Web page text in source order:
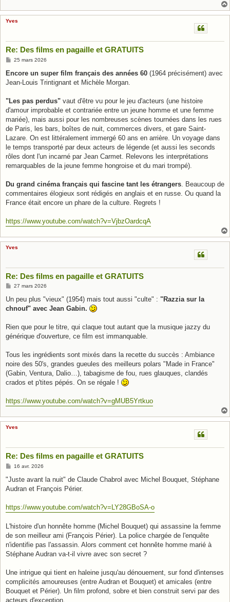
Yves
Re: Des films en pagaille et GRATUITS
M
s
a
25 mars 2026
Encore un super film français des années 60 (1964 précisément) avec
Jean-Louis Trintignant et Michèle Morgan.
"Les pas perdus" vaut d'être vu pour le jeu d'acteurs (une histoire
d'amour improbable et contrariée entre un jeune homme et une femme
mariée), mais aussi pour les nombreuses scènes tournées dans les rues
de Paris, les bars, boîtes de nuit, commerces divers, et gare Saint-
Lazare. On est littéralement immergé 60 ans en arrière. Un voyage dans
le temps transporté par deux acteurs de légende (et aussi les seconds
rôles dont l'un incarné par Jean Carmet. Relevons les interprétations
remarquables de la jeune femme hongroise et du mari trompé).
Du grand cinéma français qui fascine tant les étrangers . Beaucoup de
commentaires élogieux sont rédigés en anglais et en russe. Ou quand la
France était encore un phare de la culture. Regrets !
https://www.youtube.com/watch?v=VjbzOardcqA
Yves
Re: Des films en pagaille et GRATUITS
M
s
a
27 mars 2026
Un peu plus "vieux" (1954) mais tout aussi "culte" : "Razzia sur la
chnouf" avec Jean Gabin.
Rien que pour le titre, qui claque tout autant que la musique jazzy du
générique d'ouverture, ce film est immanquable.
Tous les ingrédients sont mixés dans la recette du succès : Ambiance
noire des 50's, grandes gueules des meilleurs polars "Made in France"
(Gabin, Ventura, Dalio…), tabagisme de fou, rues glauques, clandés
crados et p'tites pépés. On se régale !
https://www.youtube.com/watch?v=gMUB5Yrtkuo
Yves
Re: Des films en pagaille et GRATUITS
M
s
a
16 avr. 2026
"Juste avant la nuit" de Claude Chabrol avec Michel Bouquet, Stéphane
Audran et François Périer.
https://www.youtube.com/watch?v=LY28GBoSA-o
L'histoire d'un honnête homme (Michel Bouquet) qui assassine la femme
de son meilleur ami (François Périer). La police chargée de l'enquête
n'identifie pas l'assassin. Alors comment cet honnête homme marié à
Stéphane Audran va-t-il vivre avec son secret ?
Une intrigue qui tient en haleine jusqu'au dénouement, sur fond d'intenses
complicités amoureuses (entre Audran et Bouquet) et amicales (entre
Bouquet et Périer). Un film profond, sobre et bien construit servi par des
acteurs d'exception.